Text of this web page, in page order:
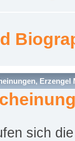
Erzengel
sich